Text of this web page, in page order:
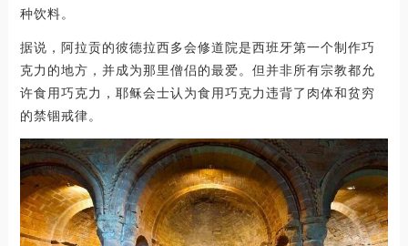
种饮料。
据说，阿拉贡的彼德拉西多会修道院是西班牙第一个制作巧
克力的地方，并成为那里僧侣的最爱。但并非所有宗教都允
许食用巧克力，耶稣会士认为食用巧克力违背了肉体和贫穷
的禁锢戒律。